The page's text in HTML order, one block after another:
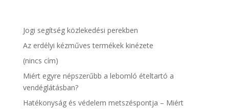
Jogi segítség közlekedési perekben
Az erdélyi kézműves termékek kinézete
(nincs cím)
Miért egyre népszerűbb a lebomló ételtartó a
vendéglátásban?
Hatékonyság és védelem metszéspontja – Miért